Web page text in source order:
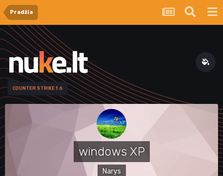
Pradžia
COUNTER STRIKE 1.6
windows XP
Narys